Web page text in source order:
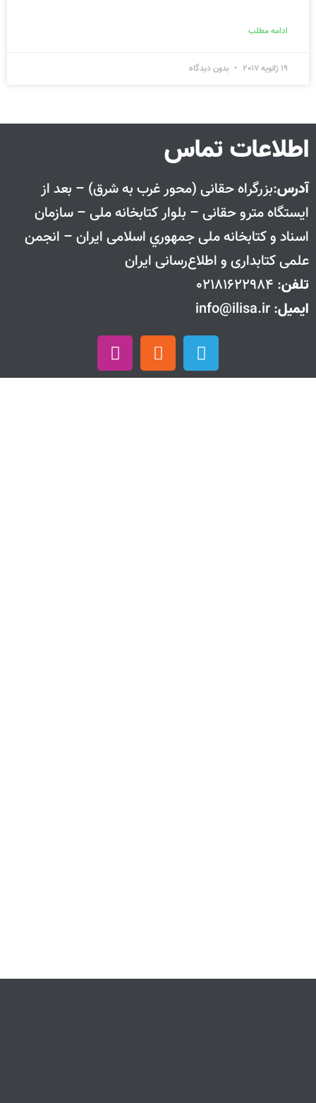
ادامه مطلب
19 ژانویه 2017 بدون دیدگاه
اطلاعات تماس
آدرس:بزرگراه حقانی (محور غرب به شرق) – بعد از
ايستگاه مترو حقانی – بلوار كتابخانه ملی – سازمان
اسناد و كتابخانه ملی جمهوري اسلامی ايران – انجمن
علمی کتابداری و اطلاع‌رسانی ایران
تلفن: 02181622984
ایمیل: info@ilisa.ir